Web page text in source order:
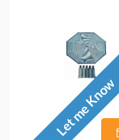
Let me Know